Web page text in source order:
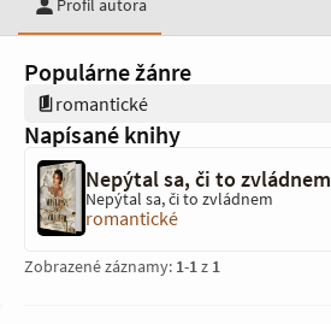
Profil autora
Populárne žánre
romantické
Napísané knihy
Nepýtal sa, či to zvládnem
Nepýtal sa, či to zvládnem
romantické
Zobrazené záznamy: 1-1z 1